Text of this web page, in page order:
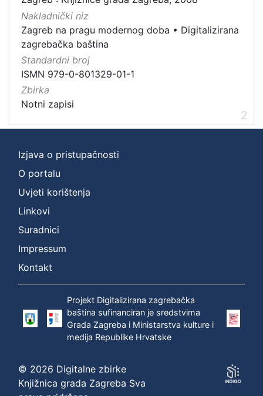
Nakladnički niz
Zagreb na pragu modernog doba • Digitalizirana
zagrebačka baština
Standardni broj
ISMN 979-0-801329-01-1
Zbirka
Notni zapisi
2
Izjava o pristupačnosti
O portalu
Uvjeti korištenja
Linkovi
Suradnici
Impressum
Kontakt
Projekt Digitalizirana zagrebačka
baština sufinanciran je sredstvima
Grada Zagreba i Ministarstva kulture i
medija Republike Hrvatske
© 2026 Digitalne zbirke
Knjižnica grada Zagreba Sva